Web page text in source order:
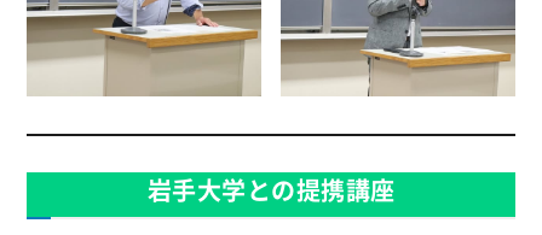
岩手大学との提携講座